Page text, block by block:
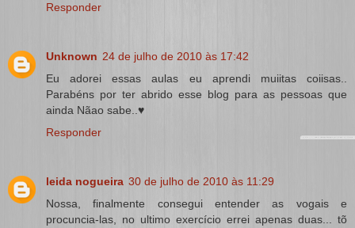
Responder
Unknown 24 de julho de 2010 às 17:42
Eu adorei essas aulas eu aprendi muiitas coiisas..
Parabéns por ter abrido esse blog para as pessoas que
ainda Nãao sabe..♥
Responder
leida nogueira 30 de julho de 2010 às 11:29
Nossa, finalmente consegui entender as vogais e
procuncia-las, no ultimo exercício errei apenas duas... tõ